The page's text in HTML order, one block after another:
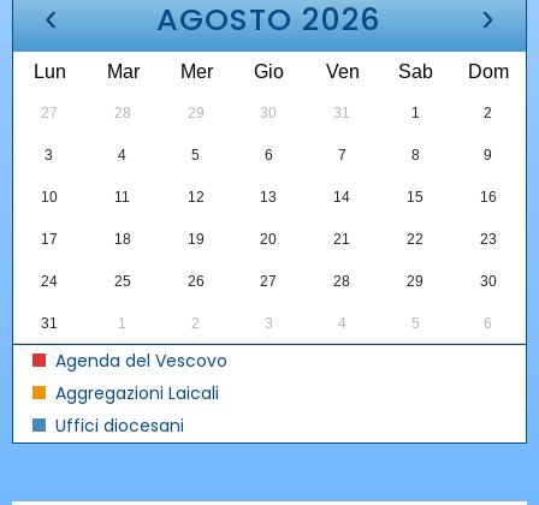
‹ AGOSTO 2026 ›
Lun Mar Mer Gio Ven Sab Dom
27 28 29 30 31 1 2
3 4 5 6 7 8 9
10 11 12 13 14 15 16
17 18 19 20 21 22 23
24 25 26 27 28 29 30
31 1 2 3 4 5 6
Agenda del Vescovo
Aggregazioni Laicali
Uffici diocesani